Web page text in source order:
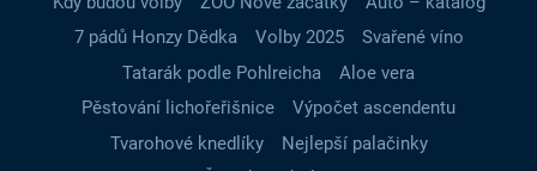
7 pádů Honzy Dědka
Volby 2025
Svařené víno
Tatarák podle Pohlreicha
Aloe vera
Pěstování lichořeřišnice
Výpočet ascendentu
Tvarohové knedlíky
Nejlepší palačinky